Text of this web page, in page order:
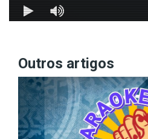
Outros artigos